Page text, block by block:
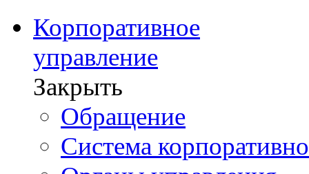
Корпоративное
управление
Закрыть
Обращение
Система